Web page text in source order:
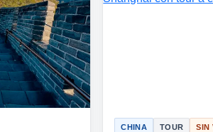
CHINA TOUR SIN